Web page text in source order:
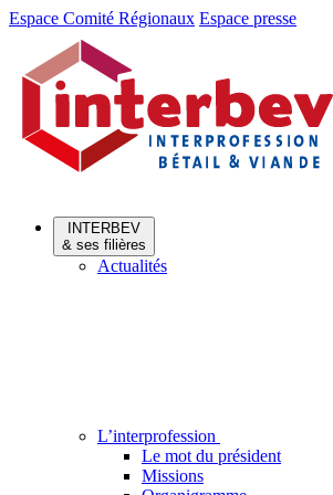
Aller
Aller
contenu
Espace Comité Régionaux Espace presse
INTERBEV
& ses filières
Actualités
L’interprofession
Le mot du président
Missions